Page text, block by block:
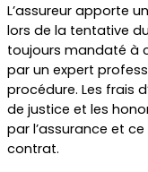
L’assureur apporte
lors de la tentative
toujours mandaté à
par un expert
procédure. Les frais
de justice et les
par l’assurance et
contrat.